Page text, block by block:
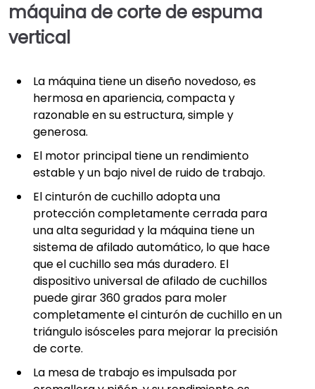
máquina de corte de espuma
vertical
La máquina tiene un diseño novedoso, es
hermosa en apariencia, compacta y
razonable en su estructura, simple y
generosa.
El motor principal tiene un rendimiento
estable y un bajo nivel de ruido de trabajo.
El cinturón de cuchillo adopta una
protección completamente cerrada para
una alta seguridad y la máquina tiene un
sistema de afilado automático, lo que hace
que el cuchillo sea más duradero. El
dispositivo universal de afilado de cuchillos
puede girar 360 grados para moler
completamente el cinturón de cuchillo en un
triángulo isósceles para mejorar la precisión
de corte.
La mesa de trabajo es impulsada por